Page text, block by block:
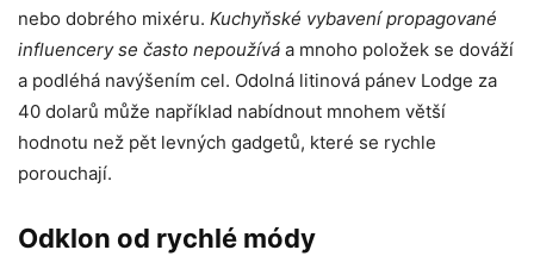
nebo dobrého mixéru. Kuchyňské vybavení propagované
influencery se často nepoužívá a mnoho položek se dováží
a podléhá navýšením cel. Odolná litinová pánev Lodge za
40 dolarů může například nabídnout mnohem větší
hodnotu než pět levných gadgetů, které se rychle
porouchají.
Odklon od rychlé módy